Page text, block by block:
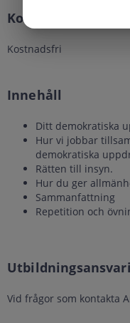
Kostnad
Kostnadsfri
Innehåll
Ditt demokratiska
Hur vi jobbar
demokratiska
Rätten till insyn.
Hur du ger
Sammanfattning
Repetition och
Vid frågor som kontakta